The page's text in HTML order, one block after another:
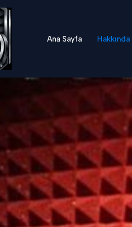
Ana Sayfa Hakkında